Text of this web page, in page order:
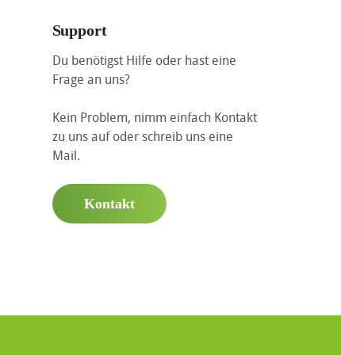
Support
Du benötigst Hilfe oder hast eine
Frage an uns?
Kein Problem, nimm einfach Kontakt
zu uns auf oder schreib uns eine
Mail.
Kontakt